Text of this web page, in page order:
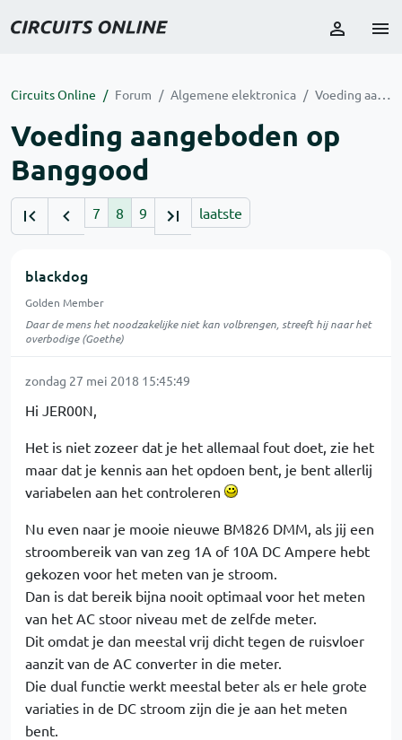
Circuits Online Forum Algemene elektronica Voeding aangeboden op Banggood
Voeding aangeboden op
Banggood
7 8 9 laatste
blackdog
Golden Member
Daar de mens het noodzakelijke niet kan volbrengen, streeft hij naar het
overbodige (Goethe)
zondag 27 mei 2018 15:45:49
Hi JER00N,
Het is niet zozeer dat je het allemaal fout doet, zie het
maar dat je kennis aan het opdoen bent, je bent allerlij
variabelen aan het controleren
Nu even naar je mooie nieuwe BM826 DMM, als jij een
stroombereik van van zeg 1A of 10A DC Ampere hebt
gekozen voor het meten van je stroom.
Dan is dat bereik bijna nooit optimaal voor het meten
van het AC stoor niveau met de zelfde meter.
Dit omdat je dan meestal vrij dicht tegen de ruisvloer
aanzit van de AC converter in die meter.
Die dual functie werkt meestal beter als er hele grote
variaties in de DC stroom zijn die je aan het meten
bent.